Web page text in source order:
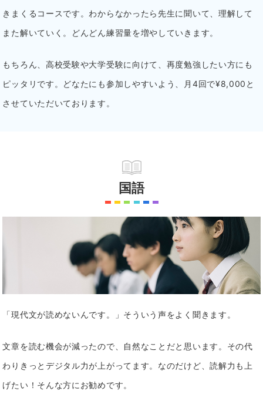
きまくるコースです。わからなかったら先生に聞いて、理解して
また解いていく。どんどん練習量を増やしていきます。
もちろん、高校受験や大学受験に向けて、再度勉強したい方にも
ピッタリです。 どなたにも参加しやすいよう、月4回で¥8,000と
させていただいております。
国語
「現代文が読めないんです。」そういう声をよく聞きます。
文章を読む機会が減ったので、自然なことだと思います。その代
わりきっとデジタル力が上がってます。なのだけど、読解力も上
げたい！そんな方にお勧めです。